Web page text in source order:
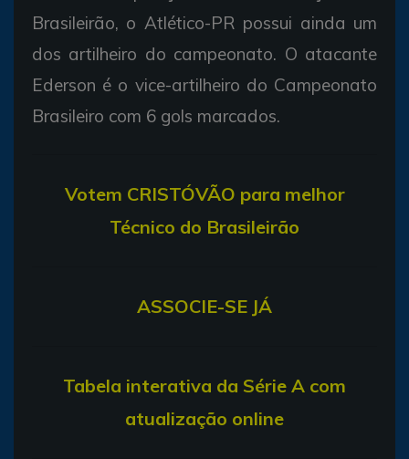
Brasileirão, o Atlético-PR possui ainda um
dos artilheiro do campeonato. O atacante
Ederson é o vice-artilheiro do Campeonato
Brasileiro com 6 gols marcados.
Votem CRISTÓVÃO para melhor
Técnico do Brasileirão
ASSOCIE-SE JÁ
Tabela interativa da Série A com
atualização online